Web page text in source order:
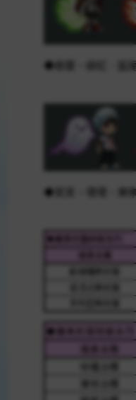
◆綠靈、緋紅．狐
◆笑笑、壞壞、樂